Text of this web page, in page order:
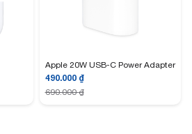
Apple 20W USB-C Power Adapter
490.000 ₫
690.000₫